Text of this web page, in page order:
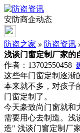
安防商企动态
防盗之家 » 防盗资讯
浅谈门窗定制厂家的
作者：13702550458
这些年门窗定制逐渐
本来就不多，对孩子
门窗定制了。
今天豪致尚门窗就和
需要用心去制造。浅
造" 浅谈门窗定制厂